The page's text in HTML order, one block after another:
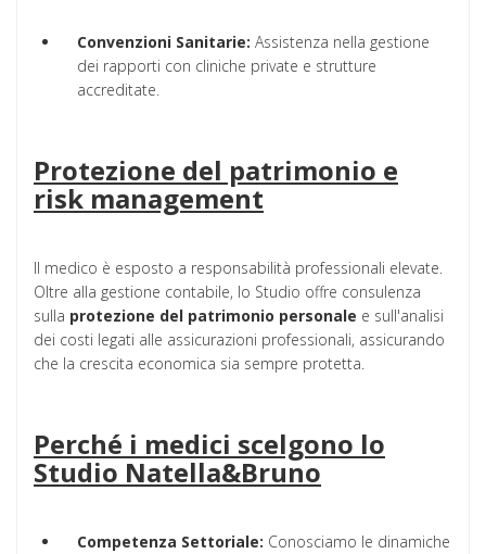
Convenzioni Sanitarie: Assistenza nella gestione
dei rapporti con cliniche private e strutture
accreditate.
Protezione del patrimonio e
risk management
Il medico è esposto a responsabilità professionali elevate.
Oltre alla gestione contabile, lo Studio offre consulenza
sulla protezione del patrimonio personale e sull'analisi
dei costi legati alle assicurazioni professionali, assicurando
che la crescita economica sia sempre protetta.
Perché i medici scelgono lo
Studio Natella&Bruno
Competenza Settoriale: Conosciamo le dinamiche